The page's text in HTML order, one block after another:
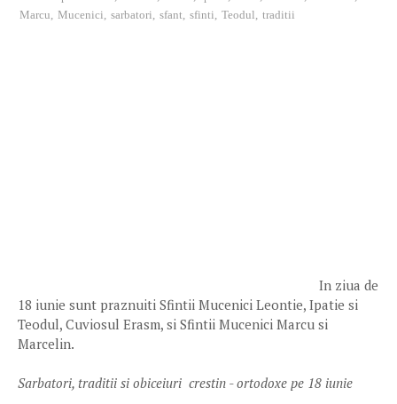
Marcu, Mucenici, sarbatori, sfant, sfinti, Teodul, traditii
In ziua de
18 iunie sunt praznuiti Sfintii Mucenici Leontie, Ipatie si
Teodul, Cuviosul Erasm, si Sfintii Mucenici Marcu si
Marcelin.
Sarbatori, traditii si obiceiuri crestin - ortodoxe pe 18 iunie